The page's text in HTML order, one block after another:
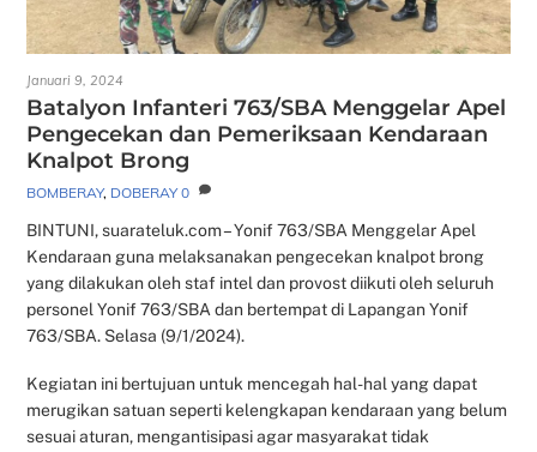
Januari 9, 2024
Batalyon Infanteri 763/SBA Menggelar Apel
Pengecekan dan Pemeriksaan Kendaraan
Knalpot Brong
BOMBERAY, DOBERAY 0
BINTUNI, suarateluk.com – Yonif 763/SBA Menggelar Apel
Kendaraan guna melaksanakan pengecekan knalpot brong
yang dilakukan oleh staf intel dan provost diikuti oleh seluruh
personel Yonif 763/SBA dan bertempat di Lapangan Yonif
763/SBA. Selasa (9/1/2024).
Kegiatan ini bertujuan untuk mencegah hal-hal yang dapat
merugikan satuan seperti kelengkapan kendaraan yang belum
sesuai aturan, mengantisipasi agar masyarakat tidak